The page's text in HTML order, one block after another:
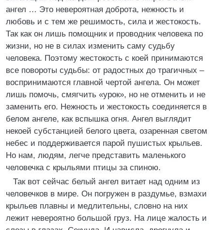
ангел … Это невероятная доброта, нежность и
любовь и с тем же решимость, сила и жестокость.
Так как он лишь помощник и проводник человека по
жизни, но не в силах изменить саму судьбу
человека. Поэтому жестокость с коей принимаются
все повороты судьбы: от радостных до трагичных –
воспринимаются главной чертой ангела. Он может
лишь помочь, смягчить «урок», но не отменить и не
заменить его. Нежность и жестокость соединяется в
белом ангеле, как вспышка огня. Ангел выглядит
некоей субстанцией белого цвета, озаренная светом
небес и поддерживается парой пушистых крыльев.
Но нам, людям, легче представить маленького
человечка с крыльями птицы за спиною.
Так вот сейчас белый ангел витает над одним из
человечков в мире. Он погружен в раздумье, взмахи
крыльев плавны и медлительны, словно на них
лежит невероятно большой груз. На лице жалость и